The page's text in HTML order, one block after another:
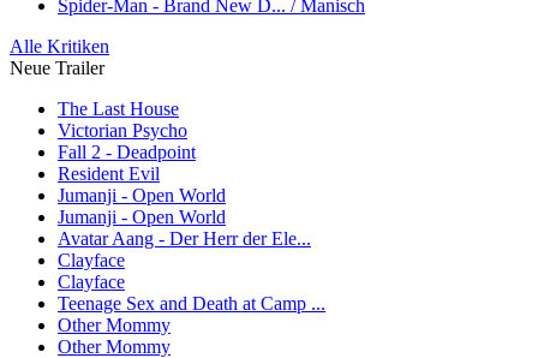
Spider-Man - Brand New D... / Manisch
Alle Kritiken
Neue Trailer
The Last House
Victorian Psycho
Fall 2 - Deadpoint
Resident Evil
Jumanji - Open World
Jumanji - Open World
Avatar Aang - Der Herr der Ele...
Clayface
Clayface
Teenage Sex and Death at Camp ...
Other Mommy
Other Mommy